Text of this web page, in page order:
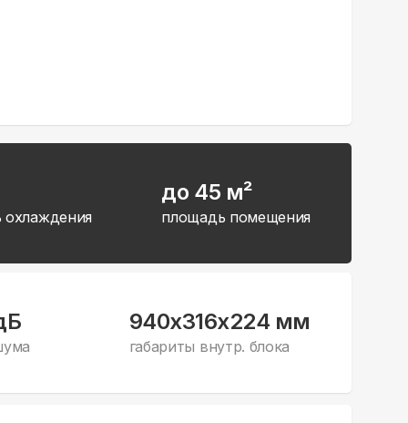
до 45 м²
площадь помещения
940x316x224 мм
габариты внутр. блока